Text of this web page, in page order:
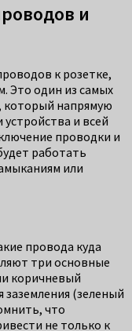
и
к розетке,
Это один из самых
который напрямую
устройства и всей
проводки и
работать
или
провода куда
три основные
коричневый
заземления (зеленый
что
не только к